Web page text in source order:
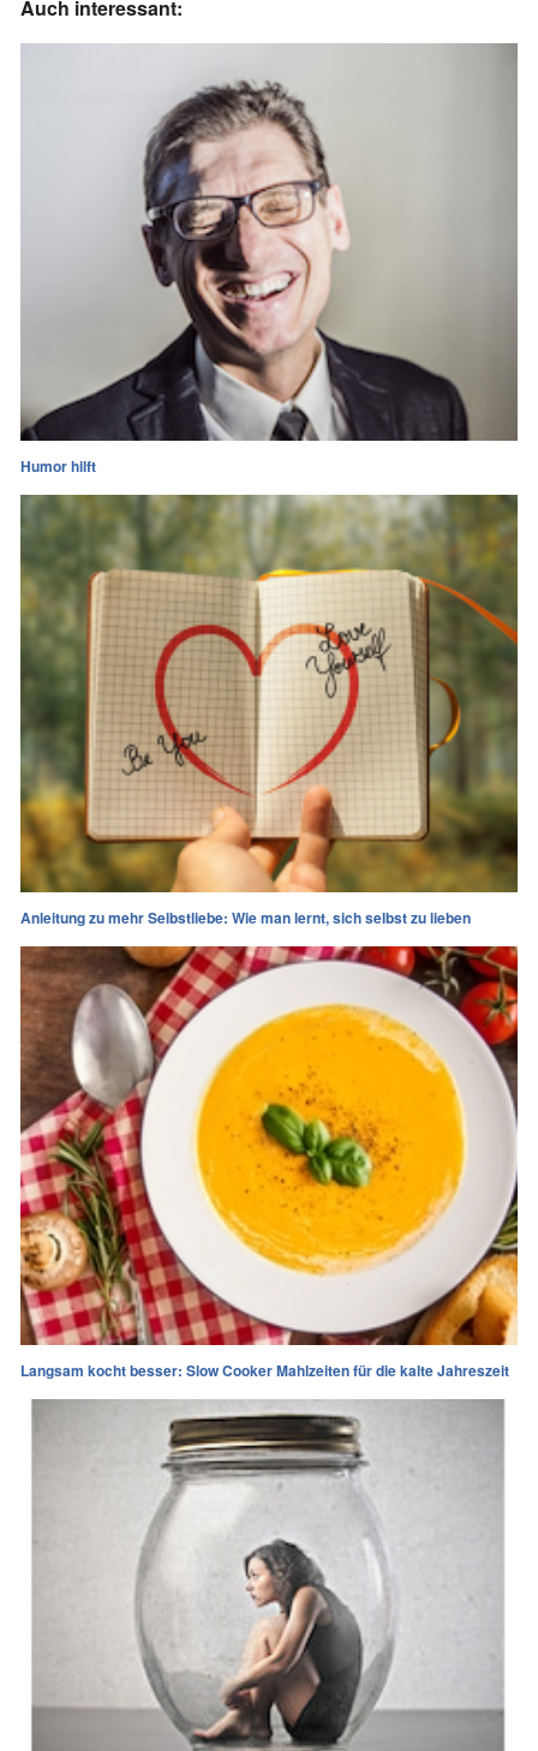
Auch interessant:
Humor hilft
Anleitung zu mehr Selbstliebe: Wie man lernt, sich selbst zu lieben
Langsam kocht besser: Slow Cooker Mahlzeiten für die kalte Jahreszeit